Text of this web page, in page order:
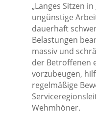
„Langes Sitzen
ungünstige
dauerhaft
Belastungen
massiv und
der Betroffenen
vorzubeugen,
regelmäßige
Wehmhöner.